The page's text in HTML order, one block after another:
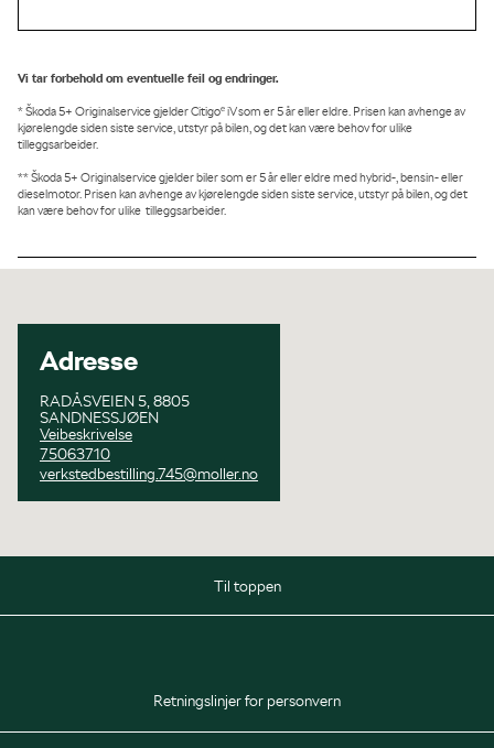
Vi tar forbehold om eventuelle feil og endringer.
* Škoda 5+ Originalservice gjelder Citigoe iV som er 5 år eller eldre. Prisen kan avhenge av
kjørelengde siden siste service, utstyr på bilen, og det kan være behov for ulike
tilleggsarbeider.
** Škoda 5+ Originalservice gjelder biler som er 5 år eller eldre med hybrid-, bensin- eller
dieselmotor. Prisen kan avhenge av kjørelengde siden siste service, utstyr på bilen, og det
kan være behov for ulike tilleggsarbeider.
Verksted
Adresse
RADÅSVEIEN 5, 8805
SANDNESSJØEN
Veibeskrivelse
75063710
verkstedbestilling.745@moller.no
Til toppen
Retningslinjer for personvern